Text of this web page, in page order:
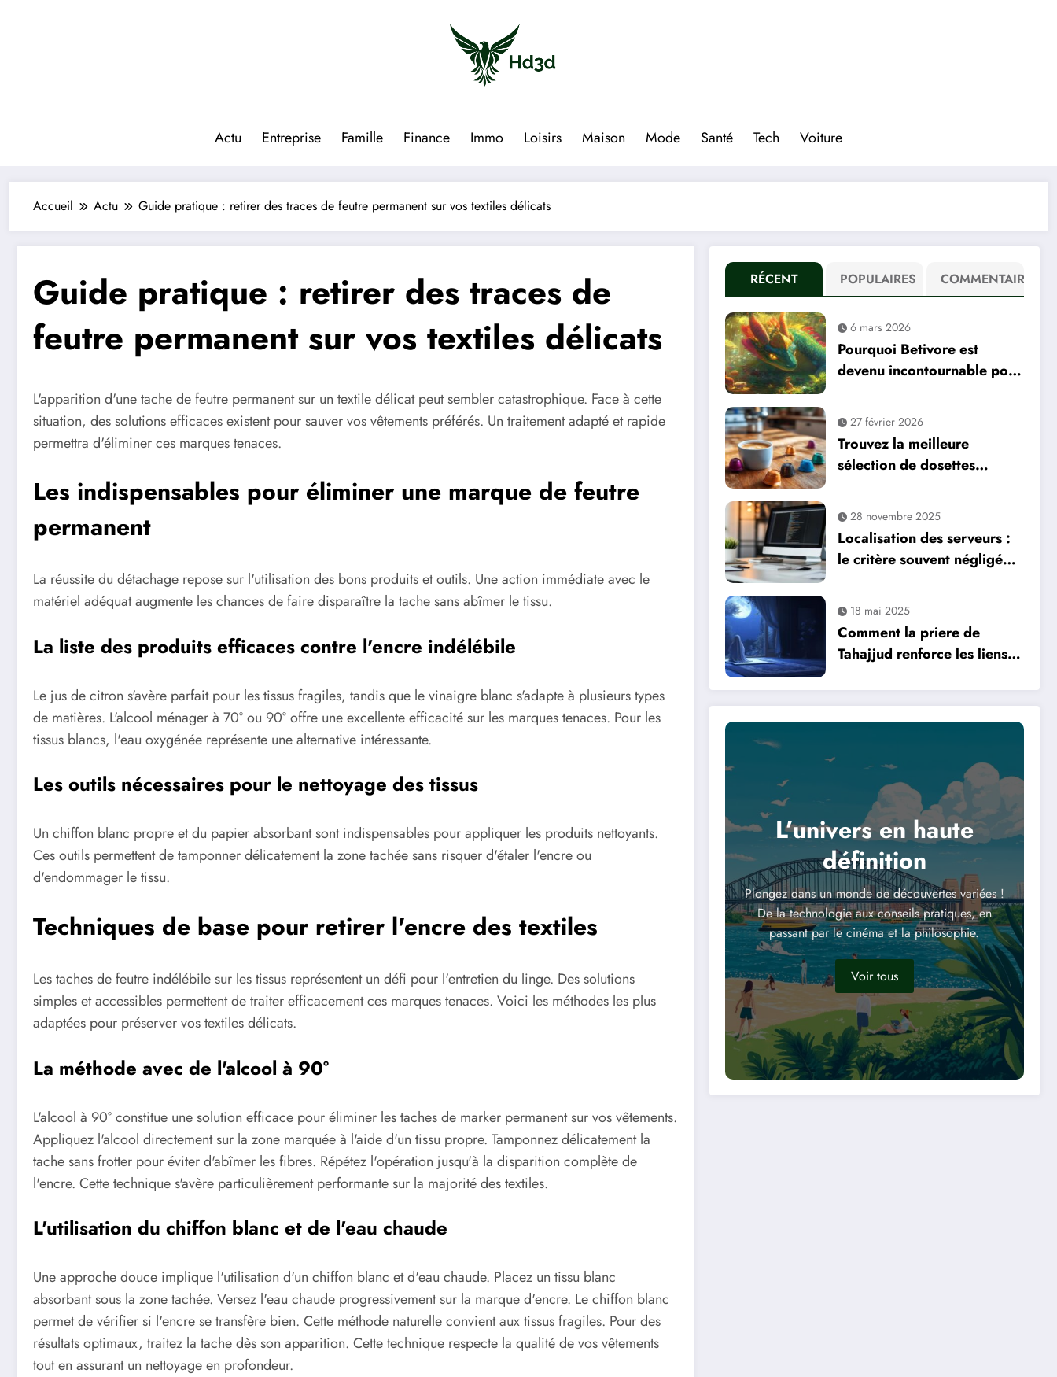
Actu Entreprise Famille Finance Immo Loisirs Maison Mode Santé Tech Voiture
Accueil Actu Guide pratique : retirer des traces de feutre permanent sur vos textiles délicats
Guide pratique : retirer des traces de
feutre permanent sur vos textiles délicats
L'apparition d'une tache de feutre permanent sur un textile délicat peut sembler catastrophique. Face à cette
situation, des solutions efficaces existent pour sauver vos vêtements préférés. Un traitement adapté et rapide
permettra d'éliminer ces marques tenaces.
Les indispensables pour éliminer une marque de feutre
permanent
La réussite du détachage repose sur l'utilisation des bons produits et outils. Une action immédiate avec le
matériel adéquat augmente les chances de faire disparaître la tache sans abîmer le tissu.
La liste des produits efficaces contre l'encre indélébile
Le jus de citron s'avère parfait pour les tissus fragiles, tandis que le vinaigre blanc s'adapte à plusieurs types
de matières. L'alcool ménager à 70° ou 90° offre une excellente efficacité sur les marques tenaces. Pour les
tissus blancs, l'eau oxygénée représente une alternative intéressante.
Les outils nécessaires pour le nettoyage des tissus
Un chiffon blanc propre et du papier absorbant sont indispensables pour appliquer les produits nettoyants.
Ces outils permettent de tamponner délicatement la zone tachée sans risquer d'étaler l'encre ou
d'endommager le tissu.
Techniques de base pour retirer l'encre des textiles
Les taches de feutre indélébile sur les tissus représentent un défi pour l'entretien du linge. Des solutions
simples et accessibles permettent de traiter efficacement ces marques tenaces. Voici les méthodes les plus
adaptées pour préserver vos textiles délicats.
La méthode avec de l'alcool à 90°
L'alcool à 90° constitue une solution efficace pour éliminer les taches de marker permanent sur vos vêtements.
Appliquez l'alcool directement sur la zone marquée à l'aide d'un tissu propre. Tamponnez délicatement la
tache sans frotter pour éviter d'abîmer les fibres. Répétez l'opération jusqu'à la disparition complète de
l'encre. Cette technique s'avère particulièrement performante sur la majorité des textiles.
L'utilisation du chiffon blanc et de l'eau chaude
Une approche douce implique l'utilisation d'un chiffon blanc et d'eau chaude. Placez un tissu blanc
absorbant sous la zone tachée. Versez l'eau chaude progressivement sur la marque d'encre. Le chiffon blanc
permet de vérifier si l'encre se transfère bien. Cette méthode naturelle convient aux tissus fragiles. Pour des
résultats optimaux, traitez la tache dès son apparition. Cette technique respecte la qualité de vos vêtements
tout en assurant un nettoyage en profondeur.
RÉCENT POPULAIRES COMMENTAIRE
6 mars 2026
Pourquoi Betivore est
devenu incontournable pour
27 février 2026
Trouvez la meilleure
sélection de dosettes
28 novembre 2025
Localisation des serveurs :
le critère souvent négligé
hébergeur de site web
18 mai 2025
Comment la priere de
Tahajjud renforce les liens
L’univers en haute
définition
Plongez dans un monde de découvertes variées !
De la technologie aux conseils pratiques, en
passant par le cinéma et la philosophie.
Voir tous